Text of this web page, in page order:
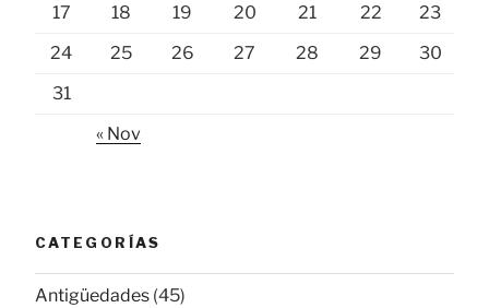
17
18 19 20 21 22
23
24
25 26 27 28 29
30
31
« Nov
CATEGORÍAS
Antigüedades (45)